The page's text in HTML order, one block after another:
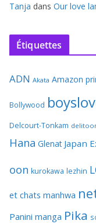
Tanja dans Our love
Étiquettes
ADN Akata Amazon
Bollywood
Delcourt-Tonkam
Hana Glenat Japan
oon kurokawa lezhin
et chats manhwa
Panini manga Pika